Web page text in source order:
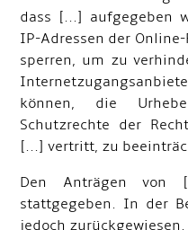
dass [...] aufgegeben
IP-Adressen der
sperren, um zu
können, die
Schutzrechte der
[...] vertritt, zu
Den Anträgen von
stattgegeben. In der
jedoch zurückgewiesen.